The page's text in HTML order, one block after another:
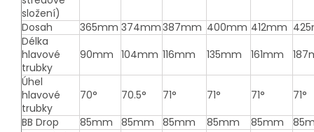
složení)
Dosah 365mm 374mm387mm 400mm 412mm
Délka
hlavové
trubky
90mm 104mm 116mm 135mm 161mm
Úhel
hlavové
trubky
70° 70.5° 71° 71° 71°
71°
BB Drop
85mm 85mm 85mm 85mm 85mm